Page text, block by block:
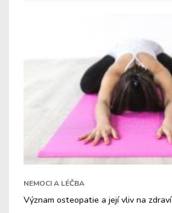
NEMOCI A LÉČBA
Význam osteopatie a její vliv na zdraví